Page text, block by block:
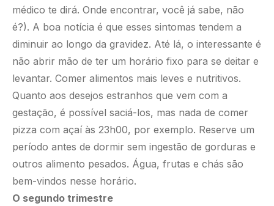
médico te dirá. Onde encontrar, você já sabe, não
é?). A boa notícia é que esses sintomas tendem a
diminuir ao longo da gravidez. Até lá, o interessante é
não abrir mão de ter um horário fixo para se deitar e
levantar. Comer alimentos mais leves e nutritivos.
Quanto aos desejos estranhos que vem com a
gestação, é possível saciá-los, mas nada de comer
pizza com açaí às 23h00, por exemplo. Reserve um
período antes de dormir sem ingestão de gorduras e
outros alimento pesados. Água, frutas e chás são
bem-vindos nesse horário.
O segundo trimestre